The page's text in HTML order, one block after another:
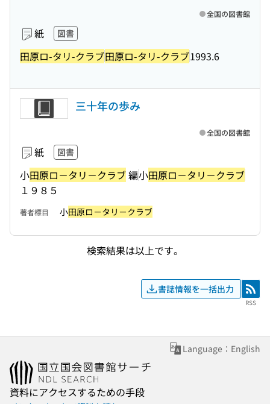
紙 図書
田原ロ-タリ-クラブ田原ロ-タリ-クラブ1993.6
全国の図書館
三十年の歩み
紙 図書
小田原ロ－タリ－クラブ編小田原ロ－タリ－クラブ
１９８５
全国の図書館
著者標目 小田原ロ－タリ－クラブ
検索結果は以上です。
書誌情報を一括出力 RSS
RSS
Language：English
資料にアクセスするための手段